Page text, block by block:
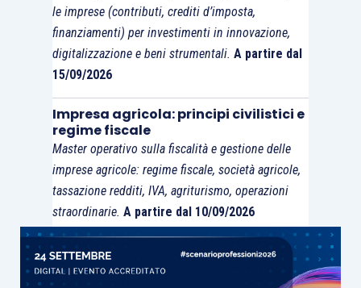
le imprese (contributi, crediti d’imposta,
finanziamenti) per investimenti in innovazione,
digitalizzazione e beni strumentali. A partire dal
15/09/2026
Impresa agricola: principi civilistici e
regime fiscale
Master operativo sulla fiscalità e gestione delle
imprese agricole: regime fiscale, società agricole,
tassazione redditi, IVA, agriturismo, operazioni
straordinarie. A partire dal 10/09/2026